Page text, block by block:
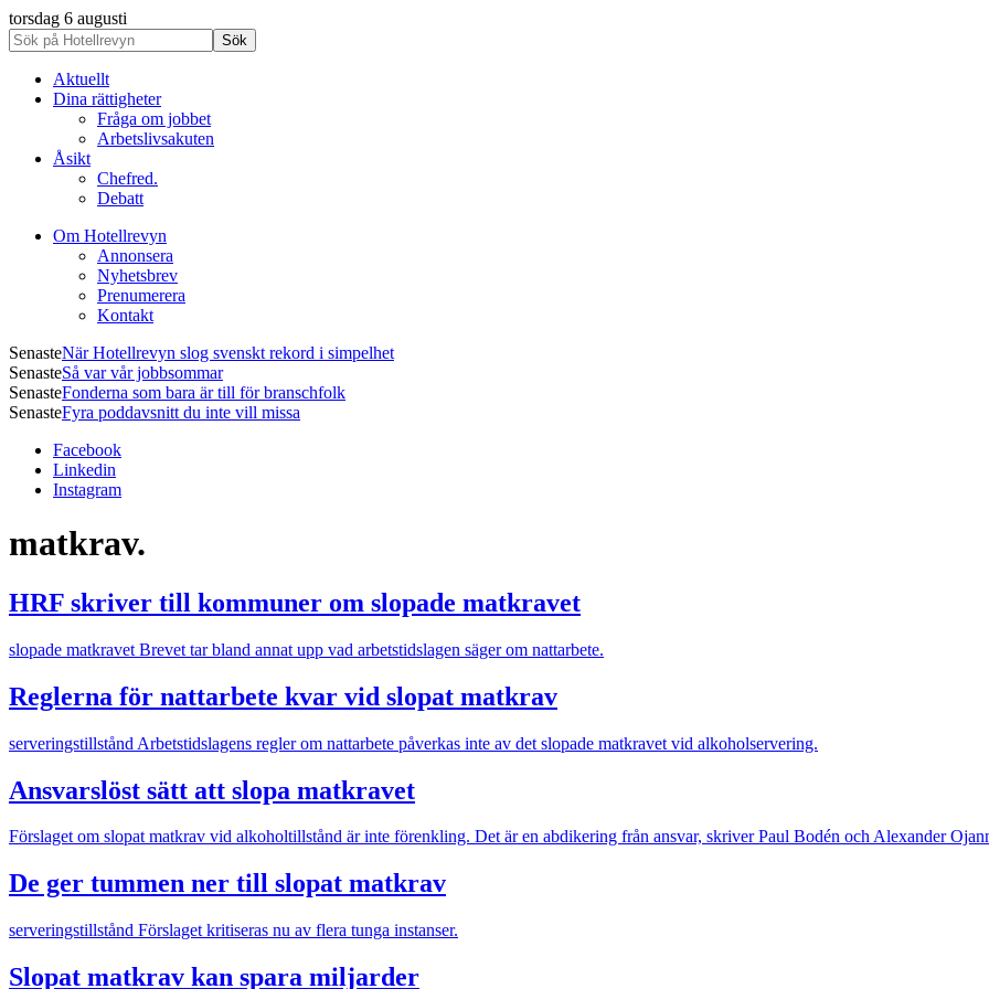
torsdag 6 augusti
Aktuellt
Dina rättigheter
Fråga om jobbet
Arbetslivsakuten
Åsikt
Chefred.
Debatt
Om Hotellrevyn
Annonsera
Nyhetsbrev
Prenumerera
Kontakt
SenasteNär Hotellrevyn slog svenskt rekord i simpelhet
SenasteSå var vår jobbsommar
SenasteFonderna som bara är till för branschfolk
SenasteFyra poddavsnitt du inte vill missa
Facebook
Linkedin
Instagram
matkrav.
HRF skriver till kommuner om slopade matkravet
slopade matkravet Brevet tar bland annat upp vad arbetstidslagen säger om nattarbete.
Reglerna för nattarbete kvar vid slopat matkrav
serveringstillstånd Arbetstidslagens regler om nattarbete påverkas inte av det slopade matkravet vid alkoholservering.
Ansvarslöst sätt att slopa matkravet
Förslaget om slopat matkrav vid alkoholtillstånd är inte förenkling. Det är en abdikering från ansvar, skriver Paul Bodén och Alexander
De ger tummen ner till slopat matkrav
serveringstillstånd Förslaget kritiseras nu av flera tunga instanser.
Slopat matkrav kan spara miljarder